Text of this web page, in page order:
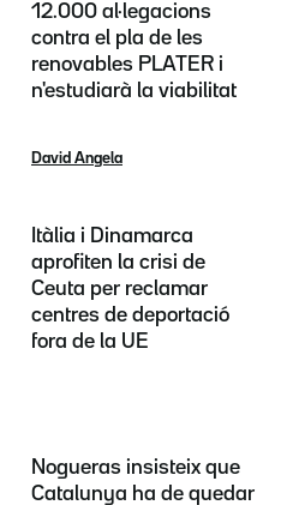
12.000 al·legacions
contra el pla de les
renovables PLATER i
n'estudiarà la viabilitat
David Angela
Itàlia i Dinamarca
aprofiten la crisi de
Ceuta per reclamar
centres de deportació
fora de la UE
Nogueras insisteix que
Catalunya ha de quedar